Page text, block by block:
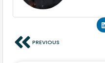
PREVIOUS